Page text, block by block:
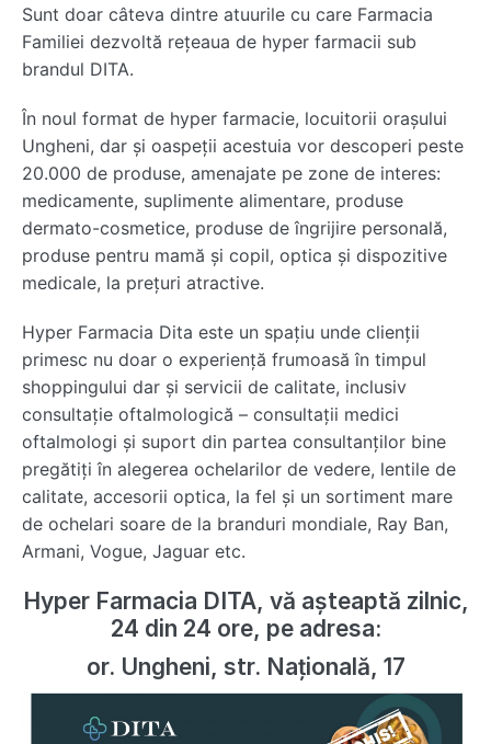
Sunt doar câteva dintre atuurile cu care Farmacia
Familiei dezvoltă rețeaua de hyper farmacii sub
brandul DITA.
În noul format de hyper farmacie, locuitorii orașului
Ungheni, dar și oaspeții acestuia vor descoperi peste
20.000 de produse, amenajate pe zone de interes:
medicamente, suplimente alimentare, produse
dermato-cosmetice, produse de îngrijire personală,
produse pentru mamă și copil, optica și dispozitive
medicale, la prețuri atractive.
Hyper Farmacia Dita este un spațiu unde clienții
primesc nu doar o experiență frumoasă în timpul
shoppingului dar și servicii de calitate, inclusiv
consultație oftalmologică – consultații medici
oftalmologi și suport din partea consultanților bine
pregătiți în alegerea ochelarilor de vedere, lentile de
calitate, accesorii optica, la fel și un sortiment mare
de ochelari soare de la branduri mondiale, Ray Ban,
Armani, Vogue, Jaguar etc.
Hyper Farmacia DITA, vă așteaptă zilnic,
24 din 24 ore, pe adresa:
or. Ungheni, str. Națională, 17